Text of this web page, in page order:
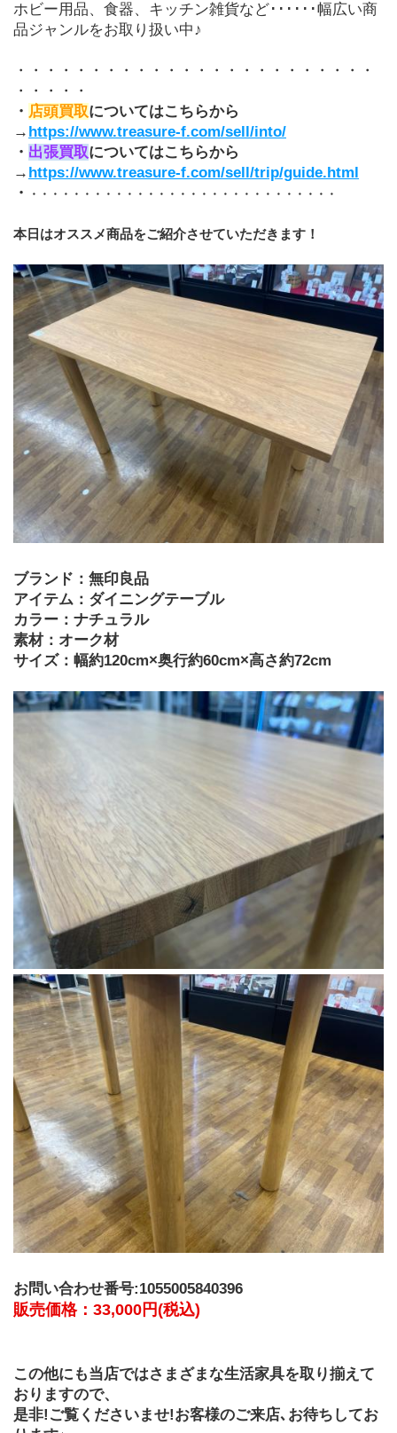
ホビー用品、食器、キッチン雑貨など･･････幅広い商
品ジャンルをお取り扱い中♪
・・・・・・・・・・・・・・・・・・・・・・・・
・・・・・
・ 店頭買取についてはこちらから
→ https://www.treasure-f.com/sell/into/
・ 出張買取についてはこちらから
→ https://www.treasure-f.com/sell/trip/guide.html
・
・・・・・・・・・・・・・・・・・・・・・・・・・・・・・
本日はオススメ商品をご紹介させていただきます！
ブランド：無印良品
アイテム：ダイニングテーブル
カラー：ナチュラル
素材：オーク材
サイズ：幅約120cm×奥行約60cm×高さ約72cm
お問い合わせ番号:1055005840396
販売価格：33,000円(税込)
この他にも当店ではさまざまな生活家具を取り揃えて
おりますので、
是非!ご覧くださいませ!お客様のご来店､お待ちしてお